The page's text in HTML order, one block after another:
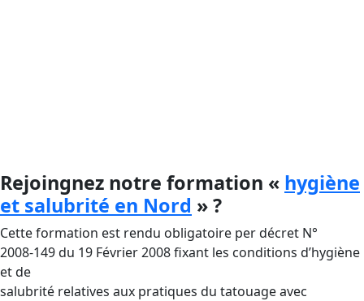
Rejoingnez notre formation « hygiène
et salubrité en Nord » ?
Cette formation est rendu obligatoire per décret N°
2008-149 du 19 Février 2008 fixant les conditions d’hygiène
et de
salubrité relatives aux pratiques du tatouage avec